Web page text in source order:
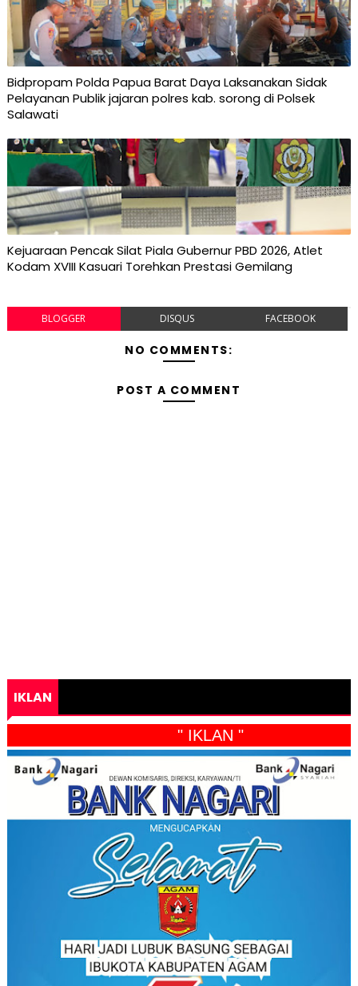
Bidpropam Polda Papua Barat Daya Laksanakan Sidak
Pelayanan Publik jajaran polres kab. sorong di Polsek
Salawati
Kejuaraan Pencak Silat Piala Gubernur PBD 2026, Atlet
Kodam XVIII Kasuari Torehkan Prestasi Gemilang
BLOGGER DISQUS FACEBOOK
NO COMMENTS:
POST A COMMENT
IKLAN
" IKLAN "